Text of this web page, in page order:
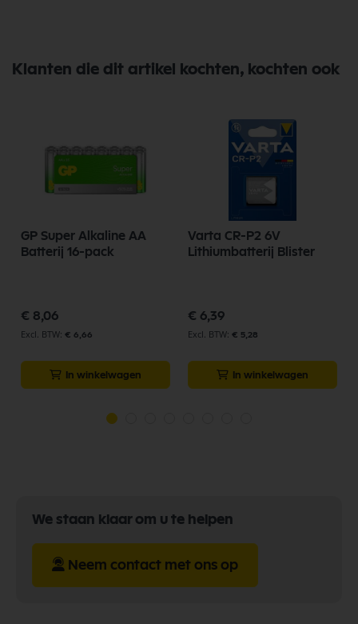
Klanten die dit artikel kochten, kochten ook
GP Super Alkaline AA
Batterij 16-pack
€ 8,06
€ 6,66
In winkelwagen
Varta CR-P2 6V
Lithiumbatterij Blister
€ 6,39
€ 5,28
In winkelwagen
We staan klaar om u te helpen
Neem contact met ons op